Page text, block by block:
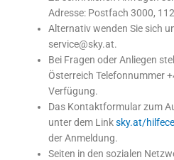
Adresse: Postfach 3000,
Alternativ wenden Sie sich
service@sky.at.
Bei Fragen oder Anliegen
Österreich Telefonnummer
Verfügung.
Das Kontaktformular zum
unter dem Linksky.at/
der Anmeldung.
Seiten in den sozialen